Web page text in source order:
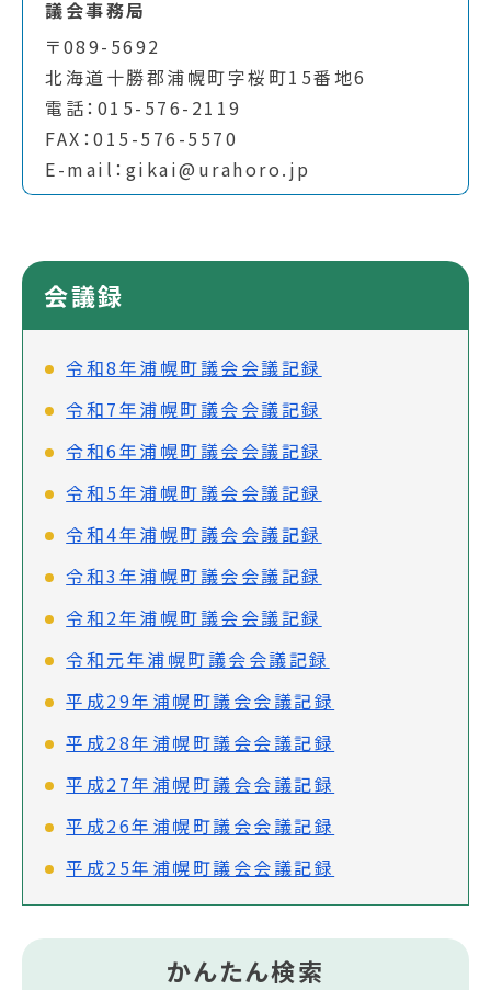
議会事務局
〒089-5692
北海道十勝郡浦幌町字桜町15番地6
電話：015-576-2119
FAX：015-576-5570
E-mail：gikai@urahoro.jp
会議録
令和8年浦幌町議会会議記録
令和7年浦幌町議会会議記録
令和6年浦幌町議会会議記録
令和5年浦幌町議会会議記録
令和4年浦幌町議会会議記録
令和3年浦幌町議会会議記録
令和2年浦幌町議会会議記録
令和元年浦幌町議会会議記録
平成29年浦幌町議会会議記録
平成28年浦幌町議会会議記録
平成27年浦幌町議会会議記録
平成26年浦幌町議会会議記録
平成25年浦幌町議会会議記録
かんたん検索